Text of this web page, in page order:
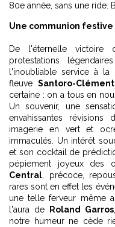
80e année, sans une ride.
Une communion festive
De l'éternelle victoire
protestations
l'inoubliable service à
fleuve Santoro-Clément
certaine : on a tous en
Un souvenir, une
envahissantes
imagerie en vert et
immaculés. Un intérêt
et son cocktail de
pépiement joyeux des
Central , précoce,
rares sont en effet les
une telle ferveur même
l'aura de
Roland Garros
notre humeur ne cède